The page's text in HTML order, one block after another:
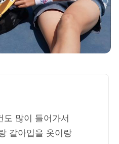
도 많이 들어가서
갈아입을 옷이랑